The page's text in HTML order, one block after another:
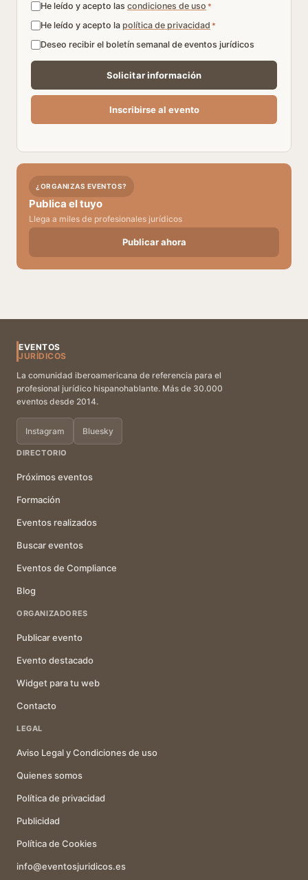
He leído y acepto las condiciones de uso *
He leído y acepto la política de privacidad *
Deseo recibir el boletín semanal de eventos jurídicos
¿ORGANIZAS EVENTOS?
Publica el tuyo
Llega a miles de profesionales jurídicos
Publicar ahora
EVENTOS
JURÍDICOS
La comunidad iberoamericana de referencia para el
profesional jurídico hispanohablante. Más de 30.000
eventos desde 2014.
Instagram Bluesky
DIRECTORIO
Próximos eventos
Formación
Eventos realizados
Buscar eventos
Eventos de Compliance
Blog
ORGANIZADORES
Publicar evento
Evento destacado
Widget para tu web
Contacto
LEGAL
Aviso Legal y Condiciones de uso
Quienes somos
Política de privacidad
Publicidad
Política de Cookies
info@eventosjuridicos.es